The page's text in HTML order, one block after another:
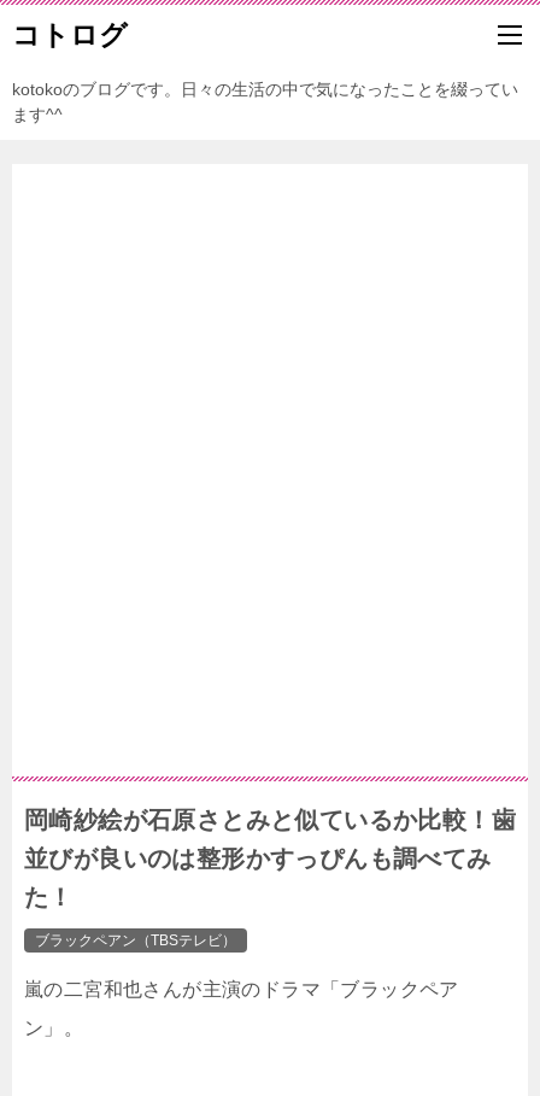
コトログ
kotokoのブログです。日々の生活の中で気になったことを綴ってい
ます^^
岡崎紗絵が石原さとみと似ているか比較！歯
並びが良いのは整形かすっぴんも調べてみ
た！
ブラックペアン（TBSテレビ）
嵐の二宮和也さんが主演のドラマ「ブラックペア
ン」。